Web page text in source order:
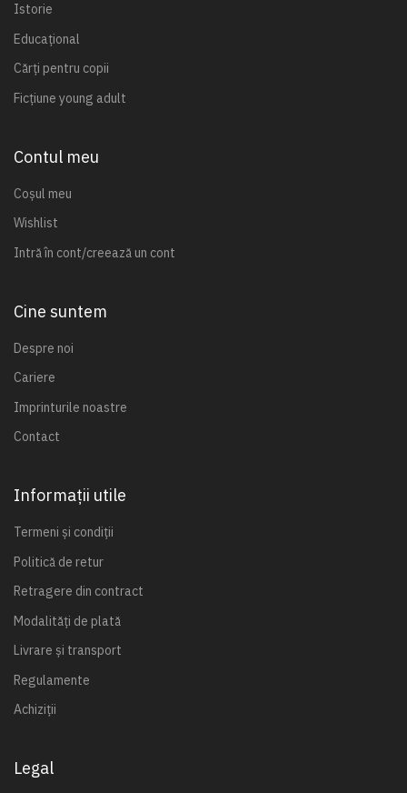
Istorie
Educațional
Cărți pentru copii
Ficțiune young adult
Contul meu
Coșul meu
Wishlist
Intră în cont/creează un cont
Cine suntem
Despre noi
Cariere
Imprinturile noastre
Contact
Informații utile
Termeni și condiții
Politică de retur
Retragere din contract
Modalități de plată
Livrare și transport
Regulamente
Achiziții
Legal